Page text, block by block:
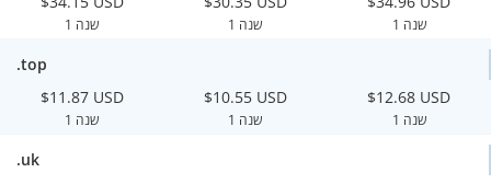
1 שנה 1 שנה 1 שנה
.top
$11.87 USD
1 שנה
$10.55 USD
1 שנה
$12.68 USD
1 שנה
.uk